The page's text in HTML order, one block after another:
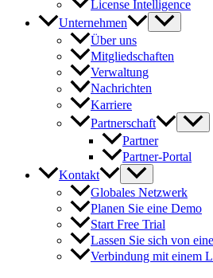
License Intelligence
Unternehmen
Über uns
Mitgliedschaften
Verwaltung
Nachrichten
Karriere
Partnerschaft
Partner
Partner-Portal
Kontakt
Globales Netzwerk
Planen Sie eine Demo
Start Free Trial
Lassen Sie sich von
Verbindung mit einem